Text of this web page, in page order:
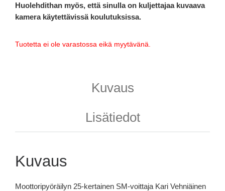
Huolehdithan myös, että sinulla on kuljettajaa kuvaava
kamera käytettävissä koulutuksissa.
Tuotetta ei ole varastossa eikä myytävänä.
Kuvaus
Lisätiedot
Kuvaus
Moottoripyöräilyn 25-kertainen SM-voittaja Kari Vehniäinen